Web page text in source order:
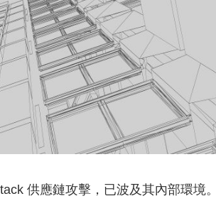
供應鏈攻擊，已波及其內部環境。